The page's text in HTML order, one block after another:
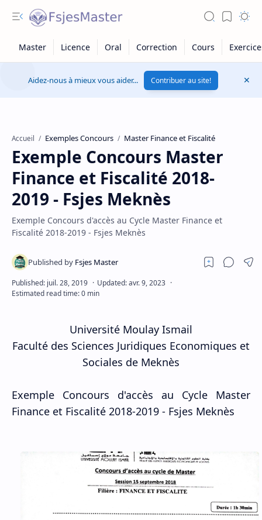
Aidez-nous à mieux vous aider... Contribuer au site!
Accueil Exemples Concours Master Finance et Fiscalité
Exemple Concours Master
Finance et Fiscalité 2018-
2019 - Fsjes Meknès
Exemple Concours d'accès au Cycle Master Finance et
Fiscalité 2018-2019 - Fsjes Meknès
Université Moulay Ismail
Faculté des Sciences Juridiques Economiques et
Sociales de Meknès
Exemple Concours d'accès au Cycle Master
Finance et Fiscalité 2018-2019 - Fsjes Meknès